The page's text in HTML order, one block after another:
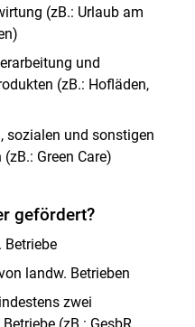
(zB.: Urlaub am
und
(zB.: Hofläden,
sozialen und sonstigen
Green Care)
gefördert?
landw. Betrieben
zwei
(zB.: GesbR,